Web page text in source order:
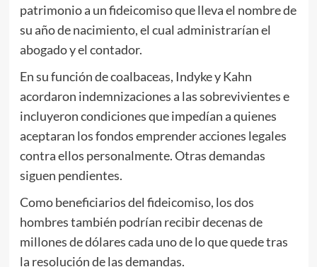
patrimonio a un fideicomiso que lleva el nombre de
su año de nacimiento, el cual administrarían el
abogado y el contador.
En su función de coalbaceas, Indyke y Kahn
acordaron indemnizaciones a las sobrevivientes e
incluyeron condiciones que impedían a quienes
aceptaran los fondos emprender acciones legales
contra ellos personalmente. Otras demandas
siguen pendientes.
Como beneficiarios del fideicomiso, los dos
hombres también podrían recibir decenas de
millones de dólares cada uno de lo que quede tras
la resolución de las demandas.